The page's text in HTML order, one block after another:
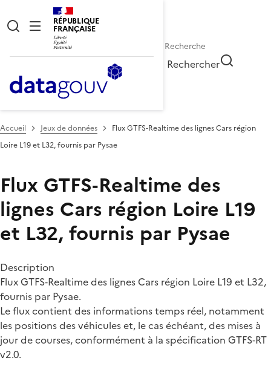
RÉPUBLIQUE
FRANÇAISE
Rechercher
Accueil Jeux de données
Flux GTFS‑Realtime des lignes Cars région
Loire L19 et L32, fournis par Pysae
Flux GTFS‑Realtime des
lignes Cars région Loire L19
et L32, fournis par Pysae
Description
Flux GTFS‑Realtime des lignes Cars région Loire L19 et L32,
fournis par Pysae.
Le flux contient des informations temps réel, notamment
les positions des véhicules et, le cas échéant, des mises à
jour de courses, conformément à la spécification GTFS‑RT
v2.0.